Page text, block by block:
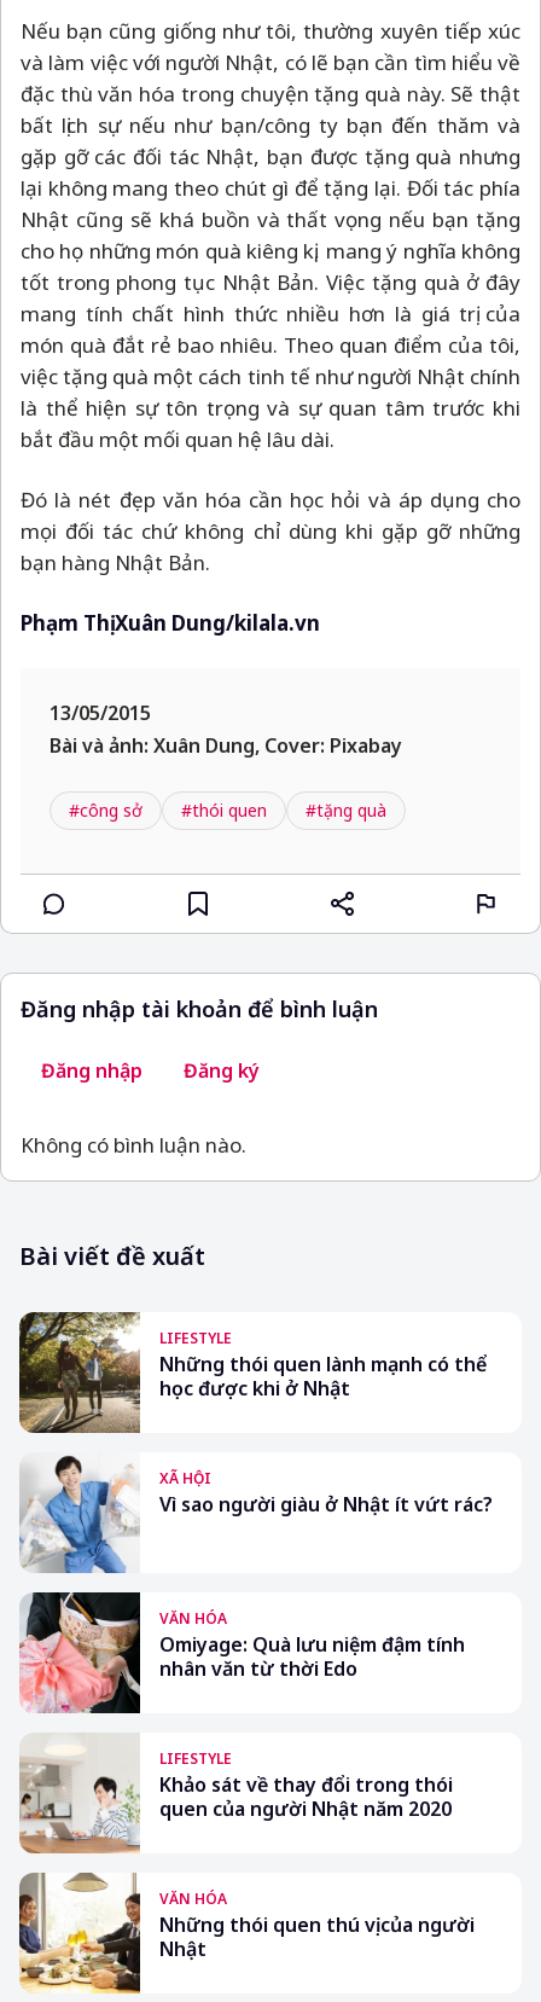
Nếu bạn cũng giống như tôi, thường xuyên tiếp xúc
và làm việc với người Nhật, có lẽ bạn cần tìm hiểu về
đặc thù văn hóa trong chuyện tặng quà này. Sẽ thật
bất lịch sự nếu như bạn/công ty bạn đến thăm và
gặp gỡ các đối tác Nhật, bạn được tặng quà nhưng
lại không mang theo chút gì để tặng lại. Đối tác phía
Nhật cũng sẽ khá buồn và thất vọng nếu bạn tặng
cho họ những món quà kiêng kị, mang ý nghĩa không
tốt trong phong tục Nhật Bản. Việc tặng quà ở đây
mang tính chất hình thức nhiều hơn là giá trị của
món quà đắt rẻ bao nhiêu. Theo quan điểm của tôi,
việc tặng quà một cách tinh tế như người Nhật chính
là thể hiện sự tôn trọng và sự quan tâm trước khi
bắt đầu một mối quan hệ lâu dài.
Đó là nét đẹp văn hóa cần học hỏi và áp dụng cho
mọi đối tác chứ không chỉ dùng khi gặp gỡ những
bạn hàng Nhật Bản.
Phạm Thị Xuân Dung/kilala.vn
13/05/2015
Bài và ảnh: Xuân Dung, Cover: Pixabay
#công sở #thói quen #tặng quà
Đăng nhập tài khoản để bình luận
Đăng nhập Đăng ký
Không có bình luận nào.
Bài viết đề xuất
LIFESTYLE
Những thói quen lành mạnh có thể
học được khi ở Nhật
XÃ HỘI
Vì sao người giàu ở Nhật ít vứt rác?
VĂN HÓA
Omiyage: Quà lưu niệm đậm tính
nhân văn từ thời Edo
LIFESTYLE
Khảo sát về thay đổi trong thói
quen của người Nhật năm 2020
VĂN HÓA
Những thói quen thú vị của người
Nhật